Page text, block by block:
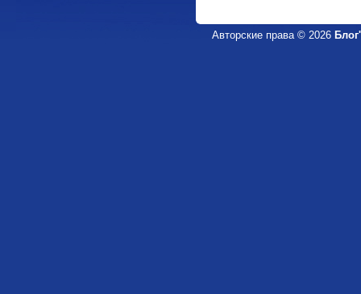
Авторские права © 2026